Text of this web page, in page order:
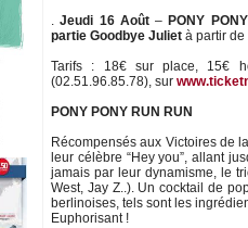
.Jeudi 16 Août– PONY
partie Goodbye Juliet à partir de
Tarifs : 18€ sur place, 15€
(02.51.96.85.78), sur
PONY PONY RUN RUN
Récompensés aux Victoires de
leur célèbre “Hey you”, allant
jamais par leur dynamisme, le
West, Jay Z..). Un cocktail de
berlinoises, tels sont les
Euphorisant !